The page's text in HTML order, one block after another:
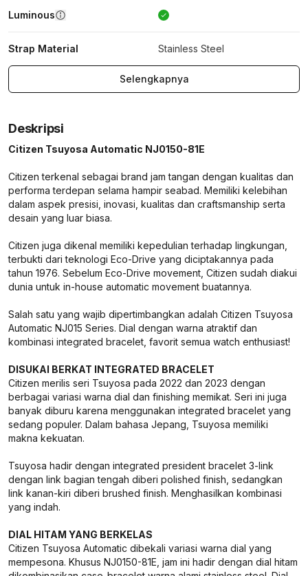
Luminous
Strap Material Stainless Steel
Selengkapnya
Deskripsi
Citizen Tsuyosa Automatic NJ0150-81E
Citizen terkenal sebagai brand jam tangan dengan kualitas dan
performa terdepan selama hampir seabad. Memiliki kelebihan
dalam aspek presisi, inovasi, kualitas dan craftsmanship serta
desain yang luar biasa.
Citizen juga dikenal memiliki kepedulian terhadap lingkungan,
terbukti dari teknologi Eco-Drive yang diciptakannya pada
tahun 1976. Sebelum Eco-Drive movement, Citizen sudah diakui
dunia untuk in-house automatic movement buatannya.
Salah satu yang wajib dipertimbangkan adalah Citizen Tsuyosa
Automatic NJ015 Series. Dial dengan warna atraktif dan
kombinasi integrated bracelet, favorit semua watch enthusiast!
DISUKAI BERKAT INTEGRATED BRACELET
Citizen merilis seri Tsuyosa pada 2022 dan 2023 dengan
berbagai variasi warna dial dan finishing memikat. Seri ini juga
banyak diburu karena menggunakan integrated bracelet yang
sedang populer. Dalam bahasa Jepang, Tsuyosa memiliki
makna kekuatan.
Tsuyosa hadir dengan integrated president bracelet 3-link
dengan link bagian tengah diberi polished finish, sedangkan
link kanan-kiri diberi brushed finish. Menghasilkan kombinasi
yang indah.
DIAL HITAM YANG BERKELAS
Citizen Tsuyosa Automatic dibekali variasi warna dial yang
mempesona. Khusus NJ0150-81E, jam ini hadir dengan dial hitam